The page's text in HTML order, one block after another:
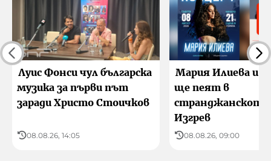
Луис Фонси чул българска
музика за първи път
заради Христо Стоичков
08.08.26, 14:05
Мария Илиева и
ще пеят в
странджанското
Изгрев
08.08.26, 09:00